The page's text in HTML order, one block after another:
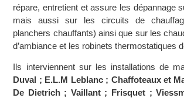
répare, entretient et assure les dépannage
mais aussi sur les circuits de
planchers chauffants) ainsi que sur les
d’ambiance et les robinets thermostatiques
Ils interviennent sur les installations de
Duval ; E.L.M Leblanc ; Chaffoteaux et
De Dietrich ; Vaillant ; Frisquet ;